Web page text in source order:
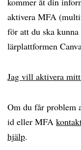
aktivera MFA
för att du ska
lärplattformen
Jag vill aktivera
Om du får problem
id eller MFA
hjälp.